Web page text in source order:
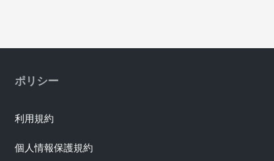
ポリシー
利用規約
個人情報保護規約